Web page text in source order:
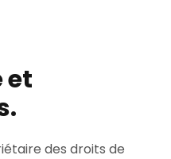
et
des droits de